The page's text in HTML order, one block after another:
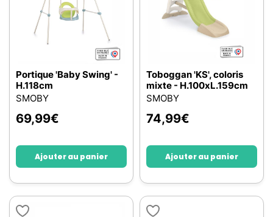
Portique 'Baby Swing' -
H.118cm
SMOBY
69,99€
Ajouter au panier
Toboggan 'KS', coloris
mixte - H.100xL.159cm
SMOBY
74,99€
Ajouter au panier